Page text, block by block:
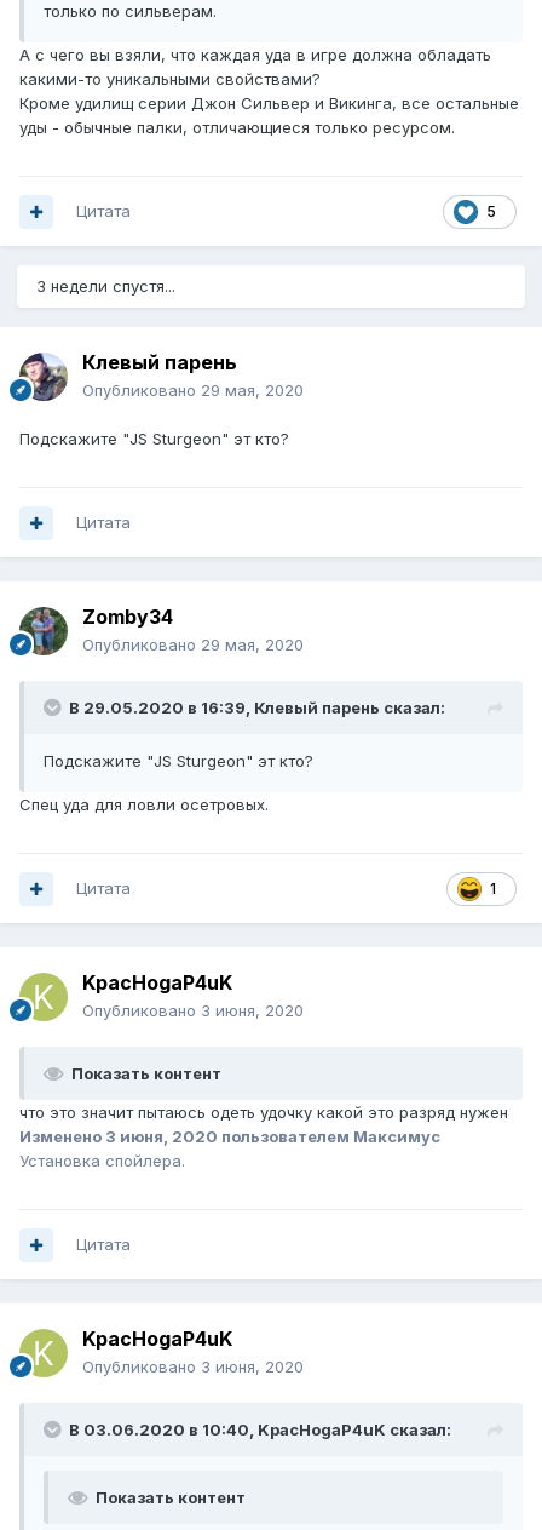
только по сильверам.
А с чего вы взяли, что каждая уда в игре должна обладать
какими-то уникальными свойствами?
Кроме удилищ серии Джон Сильвер и Викинга, все остальные
уды - обычные палки, отличающиеся только ресурсом.
5
Цитата
3 недели спустя...
Клевый парень
Опубликовано 29 мая, 2020
Подскажите "JS Sturgeon" эт кто?
Цитата
Zomby34
Опубликовано 29 мая, 2020
В 29.05.2020 в 16:39, Клевый парень сказал:
Подскажите "JS Sturgeon" эт кто?
Спец уда для ловли осетровых.
1
Цитата
KpacHogaP4uK
Опубликовано 3 июня, 2020
Показать контент
что это значит пытаюсь одеть удочку какой это разряд нужен
Изменено 3 июня, 2020 пользователем Максимус
Установка спойлера.
Цитата
KpacHogaP4uK
Опубликовано 3 июня, 2020
В 03.06.2020 в 10:40, KpacHogaP4uK сказал:
Показать контент